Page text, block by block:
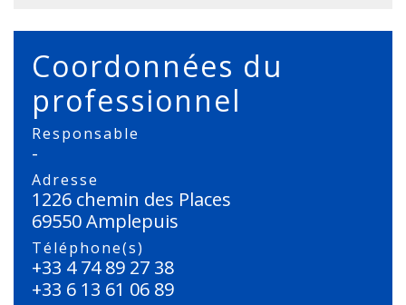
Coordonnées du
professionnel
Responsable
-
Adresse
1226 chemin des Places
69550 Amplepuis
Téléphone(s)
+33 4 74 89 27 38
+33 6 13 61 06 89